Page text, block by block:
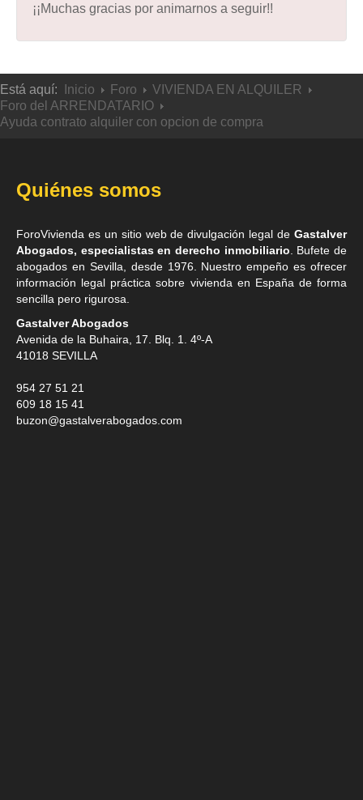
¡¡Muchas gracias por animarnos a seguir!!
Está aquí: Inicio Foro
VIVIENDA EN ALQUILER
Foro del ARRENDATARIO
Ayuda contrato alquiler con opcion de compra
Quiénes somos
ForoVivienda es un sitio web de divulgación legal de Gastalver
Abogados, especialistas en derecho inmobiliario . Bufete de
abogados en Sevilla , desde 1976. Nuestro empeño es ofrecer
información legal práctica sobre vivienda en España de forma
sencilla pero rigurosa.
Gastalver Abogados
Avenida de la Buhaira, 17. Blq. 1. 4º-A
41018 SEVILLA
954 27 51 21
609 18 15 41
buzon@gastalverabogados.com